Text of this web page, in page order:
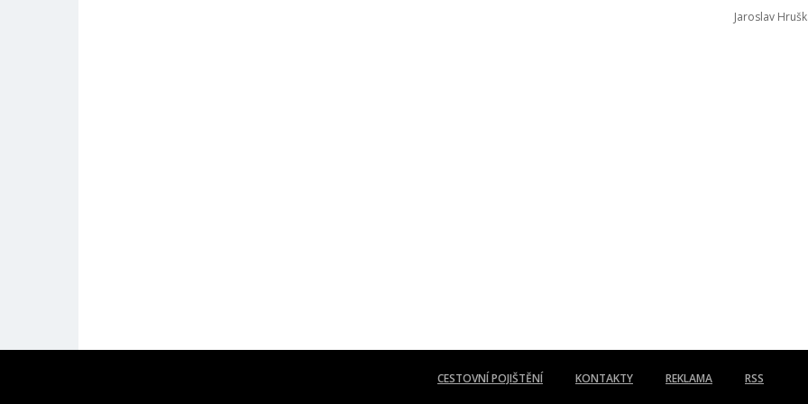
Jaroslav
CESTOVNÍ POJIŠTĚNÍ KONTAKTY REKLAMA RSS